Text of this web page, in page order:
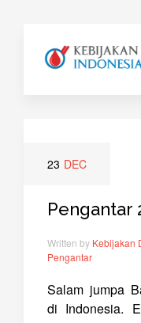
23 DEC
Pengantar
Written by Kebijakan
Pengantar
Salam jumpa
di Indonesia.